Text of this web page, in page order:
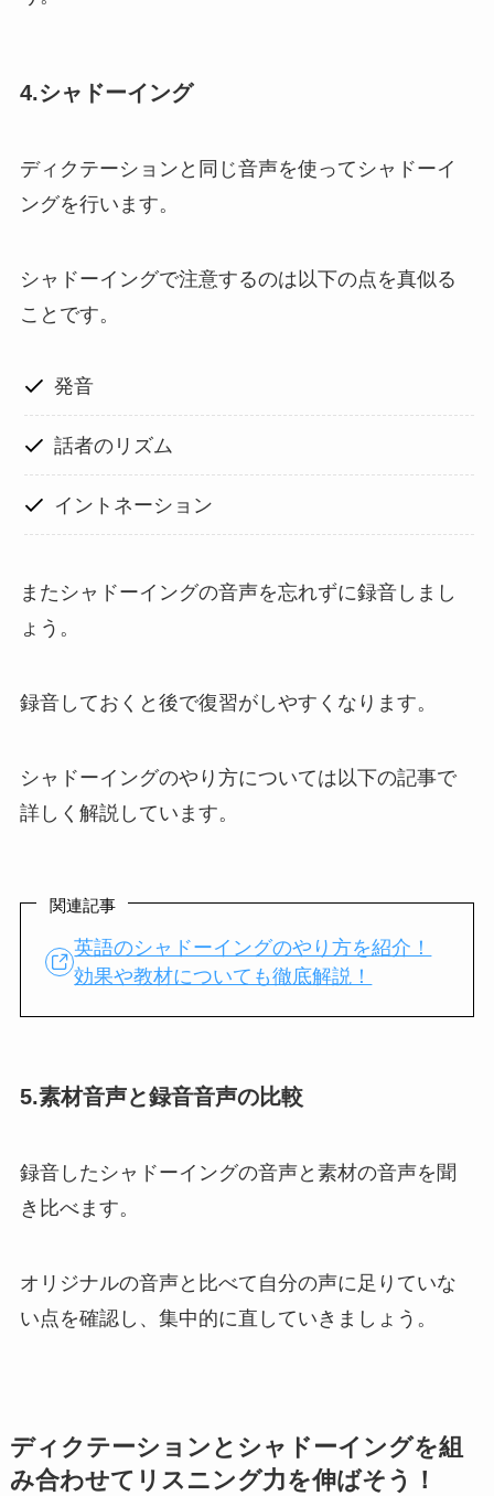
4.シャドーイング
ディクテーションと同じ音声を使ってシャドーイ
ングを行います。
シャドーイングで注意するのは以下の点を真似る
ことです。
発音
話者のリズム
イントネーション
またシャドーイングの音声を忘れずに録音しまし
ょう。
録音しておくと後で復習がしやすくなります。
シャドーイングのやり方については以下の記事で
詳しく解説しています。
関連記事
英語のシャドーイングのやり方を紹介！
効果や教材についても徹底解説！
5.素材音声と録音音声の比較
録音したシャドーイングの音声と素材の音声を聞
き比べます。
オリジナルの音声と比べて自分の声に足りていな
い点を確認し、集中的に直していきましょう。
ディクテーションとシャドーイングを組
み合わせてリスニング力を伸ばそう！